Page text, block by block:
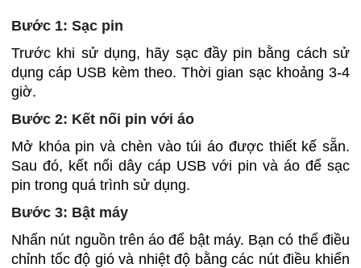
Bước 1: Sạc pin
Trước khi sử dụng, hãy sạc đầy pin bằng cách sử
dụng cáp USB kèm theo. Thời gian sạc khoảng 3-4
giờ.
Bước 2: Kết nối pin với áo
Mở khóa pin và chèn vào túi áo được thiết kế sẵn.
Sau đó, kết nối dây cáp USB với pin và áo để sạc
pin trong quá trình sử dụng.
Bước 3: Bật máy
Nhấn nút nguồn trên áo để bật máy. Bạn có thể điều
chỉnh tốc độ gió và nhiệt độ bằng các nút điều khiển